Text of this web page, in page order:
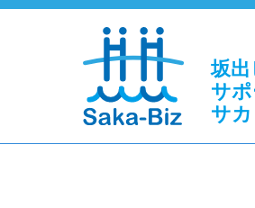
坂
サ
サ